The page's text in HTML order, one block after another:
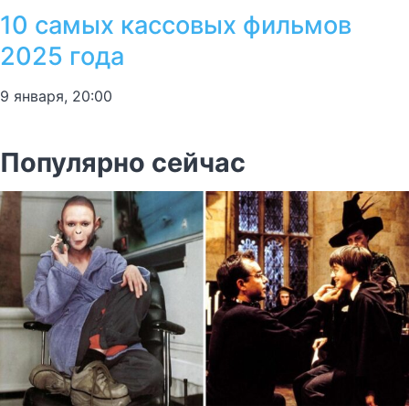
10 самых кассовых фильмов
2025 года
9 января, 20:00
Популярно сейчас